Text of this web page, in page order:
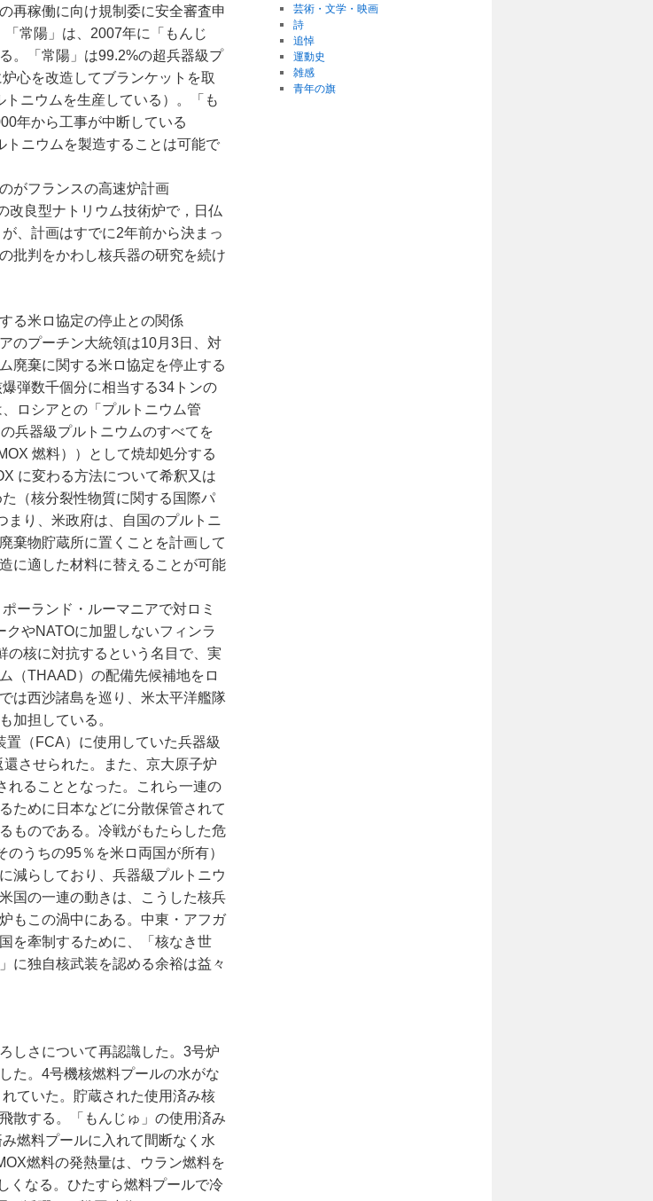
再稼働に向け規制委に安全審査申
常陽」は、2007年に「もんじ
。「常陽」は99.2%の超兵器級プ
心を改造してブランケットを取
ニウムを生産している）。「も
年から工事が中断している
トニウムを製造することは可能で
がフランスの高速炉計画
改良型ナトリウム技術炉で，日仏
、計画はすでに2年前から決まっ
批判をかわし核兵器の研究を続け
る米ロ協定の停止との関係
のプーチン大統領は10月3日、対
廃棄に関する米ロ協定を停止する
弾数千個分に相当する34トンの
ロシアとの「プルトニウム管
兵器級プルトニウムのすべてを
燃料））として焼却処分する
に変わる方法について希釈又は
（核分裂性物質に関する国際パ
まり、米政府は、自国のプルトニ
棄物貯蔵所に置くことを計画して
に適した材料に替えることが可能
ーランド・ルーマニアで対ロミ
やNATOに加盟しないフィンラ
の核に対抗するという名目で、実
（THAAD）の配備先候補地をロ
は西沙諸島を巡り、米太平洋艦隊
加担している。
（FCA）に使用していた兵器級
させられた。また、京大原子炉
れることとなった。これら一連の
ために日本などに分散保管されて
ものである。冷戦がもたらした危
うちの95％を米ロ両国が所有）
減らしており、兵器級プルトニウ
国の一連の動きは、こうした核兵
もこの渦中にある。中東・アフガ
を牽制するために、「核なき世
に独自核武装を認める余裕は益々
しさについて再認識した。3号炉
た。4号機核燃料プールの水がな
ていた。貯蔵された使用済み核
散する。「もんじゅ」の使用済み
燃料プールに入れて間断なく水
燃料の発熱量は、ウラン燃料を
くなる。ひたすら燃料プールで冷
芸術・文学・映画
詩
追悼
運動史
雑感
青年の旗